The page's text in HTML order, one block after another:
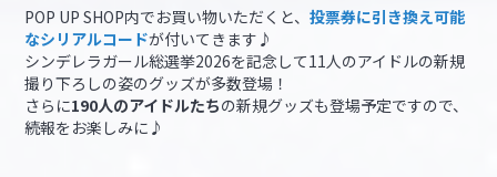
POP UP SHOP内でお買い物いただくと、投票券に引き換え可能
なシリアルコードが付いてきます♪
シンデレラガール総選挙2026を記念して11人のアイドルの新規
撮り下ろしの姿のグッズが多数登場！
さらに190人のアイドルたちの新規グッズも登場予定ですので、
続報をお楽しみに♪